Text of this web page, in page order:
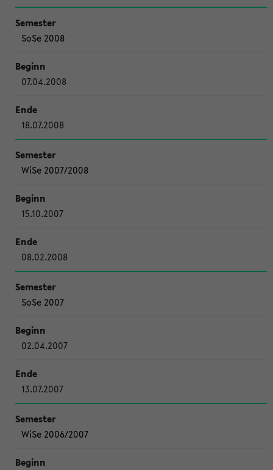
SoSe 2008
07.04.2008
18.07.2008
WiSe 2007/2008
15.10.2007
08.02.2008
SoSe 2007
02.04.2007
13.07.2007
WiSe 2006/2007